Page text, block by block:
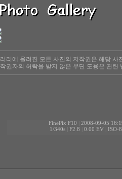
리에 올려진 모든 사진의 저작권은 해당 사
권자의 허락을 받지 않은 무단 도용은 관련
FinePix F10
2008-09-05
1/340s| F2.8 0.00 EV| ISO-